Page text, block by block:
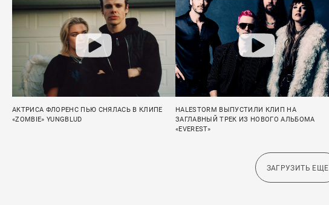
АКТРИСА ФЛОРЕНС ПЬЮ СНЯЛАСЬ В КЛИПЕ
«ZOMBIE» YUNGBLUD
HALESTORM ВЫПУСТИЛИ КЛИП НА
ЗАГЛАВНЫЙ ТРЕК ИЗ НОВОГО АЛЬБОМА
«EVEREST»
ЗАГРУЗИТЬ ЕЩЕ